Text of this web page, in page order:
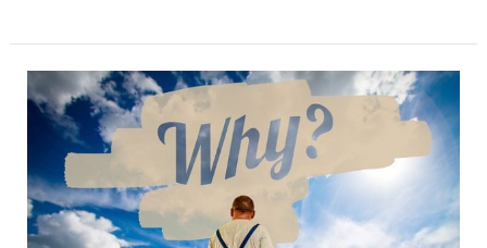
Trouver
du
à
ce
que